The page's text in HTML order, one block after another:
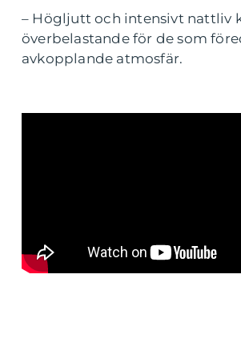
– Högljutt och intensivt nattliv
överbelastande för de som
avkopplande atmosfär.